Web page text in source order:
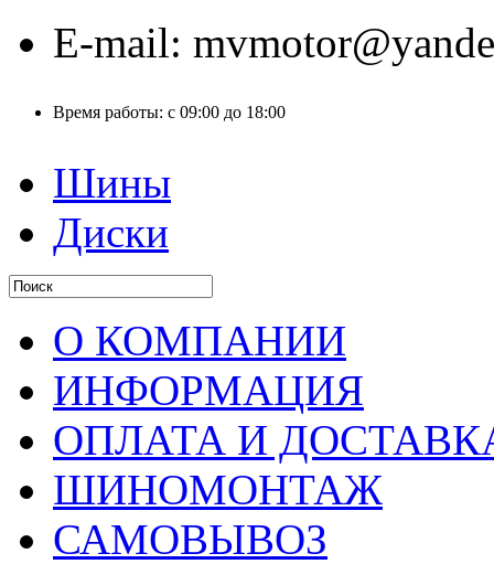
E-mail:
Время работы: с 09:00 до 18:00
Шины
Диски
О КОМПАНИИ
ИНФОРМАЦИЯ
ОПЛАТА И
ШИНОМОНТАЖ
САМОВЫВОЗ